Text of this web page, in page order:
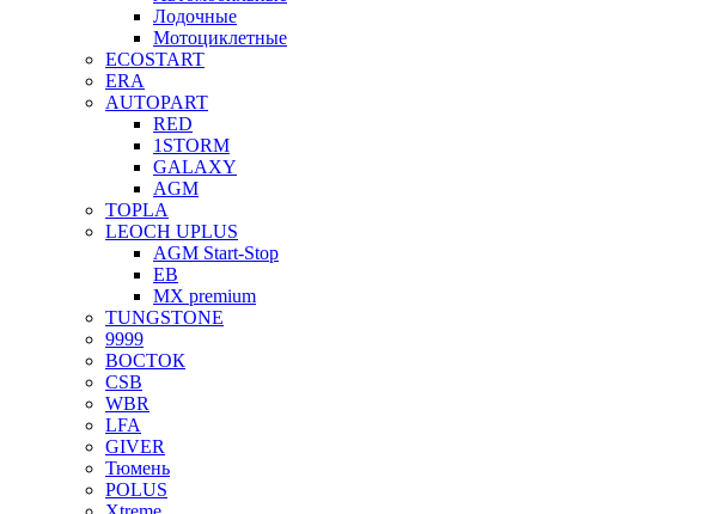
Лодочные
Мотоциклетные
ECOSTART
ERA
AUTOPART
RED
1STORM
GALAXY
AGM
TOPLA
LEOCH UPLUS
AGM Start-Stop
EB
MX premium
TUNGSTONE
9999
ВОСТОК
CSB
WBR
LFA
GIVER
Тюмень
POLUS